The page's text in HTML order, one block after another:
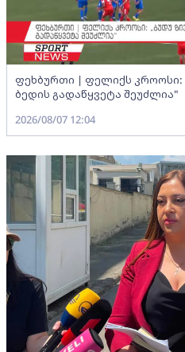
ფეხბურთი | ფელიქს კროოსი:
ბედის გადაწყვეტა შეუძლია"
2026/08/07 12:04